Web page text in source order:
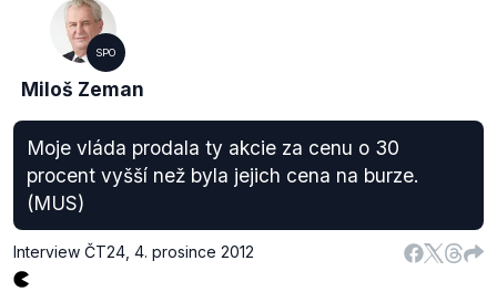
SPO
Miloš Zeman
Moje vláda prodala ty akcie za cenu o 30
procent vyšší než byla jejich cena na burze.
(MUS)
Interview ČT24 4. prosince 2012